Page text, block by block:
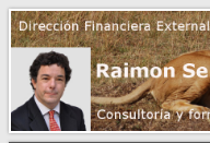
Dirección
Gestión empresarial eficiente.